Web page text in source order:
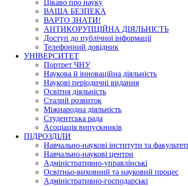
Цікаво про науку
ВАША БЕЗПЕКА
ВАРТО ЗНАТИ!
АНТИКОРУПЦІЙНА ДІЯЛЬНІСТЬ
Доступ до публічної інформації
Телефонний довідник
УНІВЕРСИТЕТ
Портрет ЧНУ
Наукова й інноваційна діяльність
Наукові періодичні видання
Освітня діяльність
Сталий розвиток
Міжнародна діяльність
Студентська рада
Асоціація випускників
ПІДРОЗДІЛИ
Навчально-наукові інститути та
Навчально-наукові центри
Адміністративно-управлінські
Освітньо-виховний та науковий процес
Адміністративно-господарські